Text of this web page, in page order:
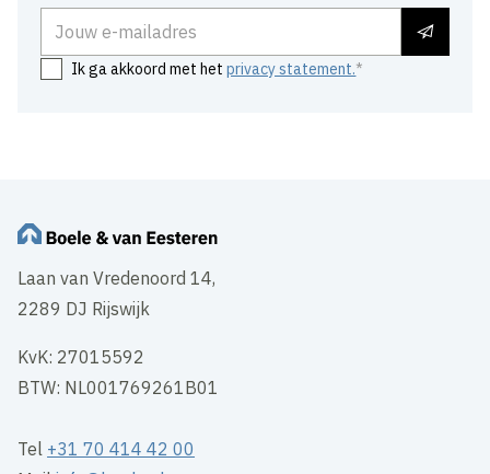
Ik ga akkoord met hetprivacy statement.
Laan van Vredenoord 14,
2289 DJ Rijswijk
KvK: 27015592
BTW: NL001769261B01
Tel +31 70 414 42 00